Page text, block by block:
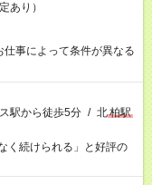
あり）
事によって条件が異なる
駅から徒歩5分 / 北柏駅
く続けられる」と好評の